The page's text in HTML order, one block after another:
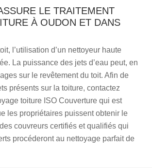
LE TRAITEMENT
À OUDON ET DANS
l’utilisation d’un nettoyeur haute
La puissance des jets d’eau peut, en
sur le revêtement du toit. Afin de
présents sur la toiture, contactez
toiture ISO Couverture qui est
les propriétaires puissent obtenir le
couvreurs certifiés et qualifiés qui
procéderont au nettoyage parfait de